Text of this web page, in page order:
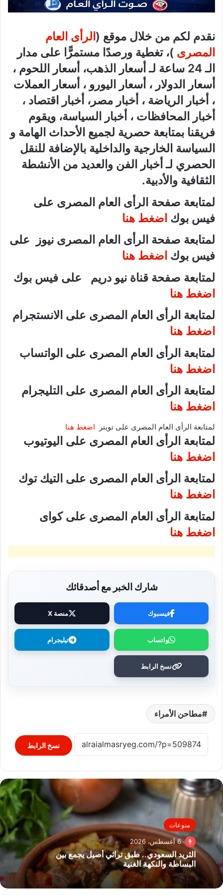
نقدم لكم من خلال موقع ( الرأى العام
المصرى )، تغطية ورصدًا مستمرًّا على مدار
الـ 24 ساعة لـ أسعار الذهب، أسعار اللحوم ،
أسعار الدولار ، أسعار اليورو ، أسعار العملات
، أخبار الرياضة ، أخبار مصر، أخبار اقتصاد ،
أخبار المحافظات ، أخبار السياسة، ويقوم
فريقنا بمتابعة حصرية لجميع الأحداث الهامة و
السياسة الخارجية والداخلية بالإضافة للنقل
الحصري لـ أخبار الفن والعديد من الأنشطة
الثقافية والأدبية.
لمتابعة صفحة الرأى العام المصرى على
فيس بوك اضغط هنا
لمتابعة صفحة الرأى العام المصرى نيوز على
فيس بوك اضغط هنا
لمتابعة صفحة قناة نيو دريم على فيس بوك
اضغط هنا
لمتابعة الرأى العام المصرى على الانستجرام
اضغط هنا
لمتابعة الرأى العام المصرى على الواتساب
اضغط هنا
لمتابعة الرأى العام المصرى على التليجرام
اضغط هنا
لمتابعة الرأى العام المصرى على تويتر اضغط هنا
لمتابعة الرأى العام المصرى على اليوتيوب
اضغط هنا
لمتابعة الرأى العام المصرى على التيك توك
اضغط هنا
لمتابعة الرأى العام المصرى على كواى
اضغط هنا
شارك الخبر مع أصدقائك
فيسبوك منصة X
واتساب تيليجرام
نسخ الرابط
مطاحن الأمراء
نسخ الرابط
منوعات
6 أغسطس، 2026
الثريد السعودي.. طبق تراثي أصيل يجمع بين
البساطة والنكهة الغنية